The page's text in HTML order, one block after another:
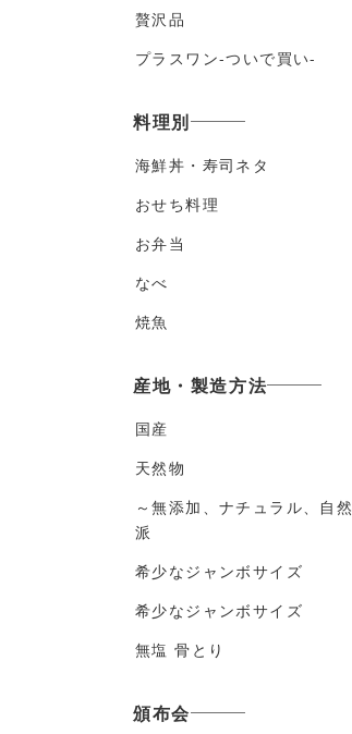
贅沢品
プラスワン-ついで買い-
料理別
海鮮丼・寿司ネタ
おせち料理
お弁当
なべ
焼魚
産地・製造方法
国産
天然物
～無添加、ナチュラル、自然
派
希少なジャンボサイズ
希少なジャンボサイズ
無塩 骨とり
頒布会